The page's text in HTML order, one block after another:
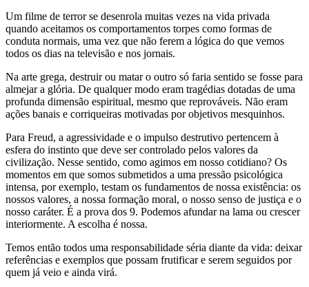
Um filme de terror se desenrola muitas vezes na vida privada
quando aceitamos os comportamentos torpes como formas de
conduta normais, uma vez que não ferem a lógica do que vemos
todos os dias na televisão e nos jornais.
Na arte grega, destruir ou matar o outro só faria sentido se fosse para
almejar a glória. De qualquer modo eram tragédias dotadas de uma
profunda dimensão espiritual, mesmo que reprováveis. Não eram
ações banais e corriqueiras motivadas por objetivos mesquinhos.
Para Freud, a agressividade e o impulso destrutivo pertencem à
esfera do instinto que deve ser controlado pelos valores da
civilização. Nesse sentido, como agimos em nosso cotidiano? Os
momentos em que somos submetidos a uma pressão psicológica
intensa, por exemplo, testam os fundamentos de nossa existência: os
nossos valores, a nossa formação moral, o nosso senso de justiça e o
nosso caráter. É a prova dos 9. Podemos afundar na lama ou crescer
interiormente. A escolha é nossa.
Temos então todos uma responsabilidade séria diante da vida: deixar
referências e exemplos que possam frutificar e serem seguidos por
quem já veio e ainda virá.